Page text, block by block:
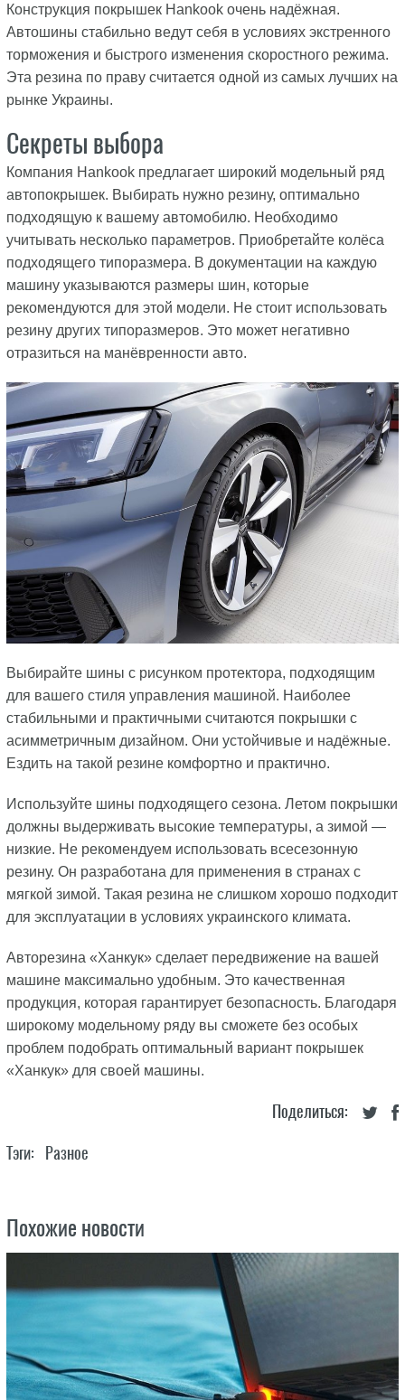
Конструкция покрышек Hankook очень надёжная.
Автошины стабильно ведут себя в условиях экстренного
торможения и быстрого изменения скоростного режима.
Эта резина по праву считается одной из самых лучших на
рынке Украины.
Секреты выбора
Компания Hankook предлагает широкий модельный ряд
автопокрышек. Выбирать нужно резину, оптимально
подходящую к вашему автомобилю. Необходимо
учитывать несколько параметров. Приобретайте колёса
подходящего типоразмера. В документации на каждую
машину указываются размеры шин, которые
рекомендуются для этой модели. Не стоит использовать
резину других типоразмеров. Это может негативно
отразиться на манёвренности авто.
Выбирайте шины с рисунком протектора, подходящим
для вашего стиля управления машиной. Наиболее
стабильными и практичными считаются покрышки с
асимметричным дизайном. Они устойчивые и надёжные.
Ездить на такой резине комфортно и практично.
Используйте шины подходящего сезона. Летом покрышки
должны выдерживать высокие температуры, а зимой —
низкие. Не рекомендуем использовать всесезонную
резину. Он разработана для применения в странах с
мягкой зимой. Такая резина не слишком хорошо подходит
для эксплуатации в условиях украинского климата.
Авторезина «Ханкук» сделает передвижение на вашей
машине максимально удобным. Это качественная
продукция, которая гарантирует безопасность. Благодаря
широкому модельному ряду вы сможете без особых
проблем подобрать оптимальный вариант покрышек
«Ханкук» для своей машины.
Поделиться:
Тэги: Разное
Похожие новости